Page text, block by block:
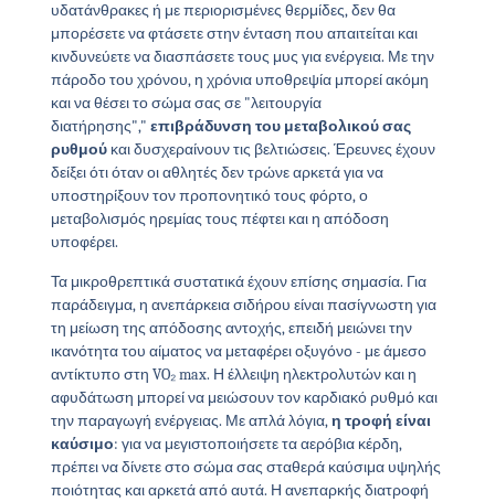
υδατάνθρακες ή με περιορισμένες θερμίδες, δεν θα
μπορέσετε να φτάσετε στην ένταση που απαιτείται και
κινδυνεύετε να διασπάσετε τους μυς για ενέργεια. Με την
πάροδο του χρόνου, η χρόνια υποθρεψία μπορεί ακόμη
και να θέσει το σώμα σας σε "λειτουργία
διατήρησης"," επιβράδυνση του μεταβολικού σας
ρυθμούκαι δυσχεραίνουν τις βελτιώσεις. Έρευνες έχουν
δείξει ότι όταν οι αθλητές δεν τρώνε αρκετά για να
υποστηρίξουν τον προπονητικό τους φόρτο, ο
μεταβολισμός ηρεμίας τους πέφτει και η απόδοση
υποφέρει.
Τα μικροθρεπτικά συστατικά έχουν επίσης σημασία. Για
παράδειγμα, η ανεπάρκεια σιδήρου είναι πασίγνωστη για
τη μείωση της απόδοσης αντοχής, επειδή μειώνει την
ικανότητα του αίματος να μεταφέρει οξυγόνο - με άμεσο
αντίκτυπο στη VO₂ max. Η έλλειψη ηλεκτρολυτών και η
αφυδάτωση μπορεί να μειώσουν τον καρδιακό ρυθμό και
την παραγωγή ενέργειας. Με απλά λόγια,η τροφή είναι
καύσιμο: για να μεγιστοποιήσετε τα αερόβια κέρδη,
πρέπει να δίνετε στο σώμα σας σταθερά καύσιμα υψηλής
ποιότητας και αρκετά από αυτά. Η ανεπαρκής διατροφή